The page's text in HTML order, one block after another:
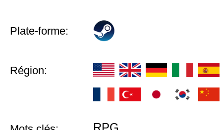
Plate-forme:
Région:
RPG